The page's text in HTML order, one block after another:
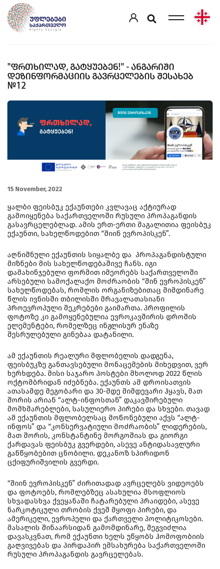
"ᲤᲠᲗᲮᲘᲚᲐᲓ, ᲒᲐᲢᲧᲣᲔᲑᲔᲜ!" - ᲐᲜᲒᲐᲠᲘᲨᲘ
ᲓᲔᲖᲘᲜᲤᲝᲠᲛᲐᲪᲘᲘᲡ ᲒᲐᲕᲠᲪᲔᲚᲔᲑᲘᲡ ᲨᲔᲡᲐᲮᲔᲑ
№12
15 November, 2022
ყალბი ფეისბუკ ექაუნთები კვლავაც აქტიურად
გამოიყენება საქართველოში რუსული პროპაგანდის
გასავრცელებლად. ამის ერთ-ერთი მაგალითია ფეისბუკ
ექაუნთი, სახელწოდებით “შიინ ევროპისკენ”.
აღნიშნული ექაუნთის სიყალბე და პროპაგანდისტული
მიზნები მის სახელწოდებაშივე ჩანს. იგი
დამახინჯებული ფორმით იმეორებს საქართველოში
არსებული სამოქალაქო მოძრაობის “შინ ევროპისკენ”
სახელწოდებას, რომლის ორგანიზებითაც მიმდინარე
წლის ივნისში თბილისში მრავალათასიანი
პროევროპული შეკრებები გაიმართა. პროფილის
ფოტოზე კი გამოყენებულია ევროკავშირის დროშის
ელემენტები, რომელზეც ინგლისურ ენაზე
შესრულებული გინებაა დატანილი.
ამ ექაუნთის რეალური მფლობელის დადგენა,
ფეისბუკზე განთავსებული მონაცემების მიხედვით, ვერ
ხერხდება. მისი საჯარო პოსტები მხოლოდ 2022 წლის
ოქტომბრიდან იძებნება. ექაუნთს ამ დროისათვის
ათასამდე მეგობარი და 30-მდე მიმდევარი ჰყავს, მათ
შორის არიან “ალტ-ინფოსთან” დაკავშირებული
მომხმარებლები, სასულიერო პირები და სხვები. თავად
ამ ექაუნთის მფლობელსაც მოწონებული აქვს “ალტ-
ინფოს” და “კონსერვატიული მოძრაობის” ლიდერების,
მათ შორის, კონსტანტინე მორგოშიას და გიორგი
ქარდავას ფეისბუკ გვერდები, ასევე ანტიდასავლური
განწყობებით ცნობილი. დეკანოზ სპირიდონ
ცქიფურიშვილის გვერდი.
“შიინ ევროპისკენ” ძირითადად ავრცელებს ვიდეოებს
და ფოტოებს, რომლებზეც ასახულია მსოფლიოს
სხვადასხვა ქვეყანაში ჩატარებული პრაიდები, ასევე
ნარკოტიკული თრობის ქვეშ მყოფი პირები, და
ამერიკელი, ევროპელი და ქართველი პოლიტიკოსები.
მასალის შინაარსიდან გამომდინარე, შეგვიძლია
დავასკვნათ, რომ ექაუნთი ხელს უწყობს ჰომოფობიის
გაღვივებას და პირდაპირ ემსახურება საქართველოში
რუსული პროპაგანდის გავრცელებას.